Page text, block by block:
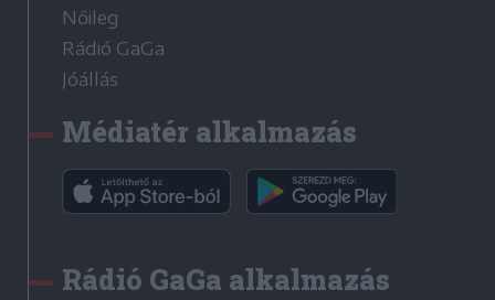
Nőileg
Rádió GaGa
Jóállás
Médiatér alkalmazás
Rádió GaGa alkalmazás